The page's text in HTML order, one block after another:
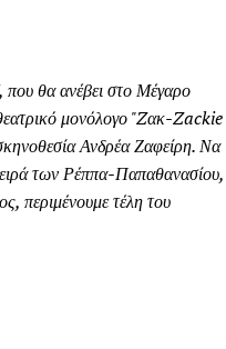
που θα ανέβει στο Μέγαρο
μονόλογο "Zακ-Zackie
Ανδρέα Ζαφείρη. Να
των Ρέππα-Παπαθανασίου,
περιμένουμε τέλη του